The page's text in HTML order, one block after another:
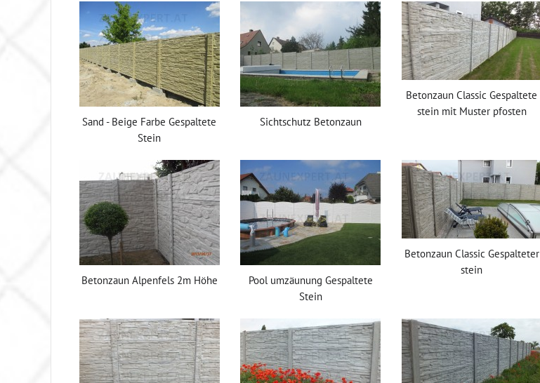
Sand - Beige Farbe Gespaltete
Stein
Sichtschutz Betonzaun
Betonzaun Classic Gespaltete
stein mit Muster pfosten
Betonzaun Alpenfels 2m Höhe
Pool umzäunung Gespaltete
Stein
Betonzaun Classic Gespalteter
stein